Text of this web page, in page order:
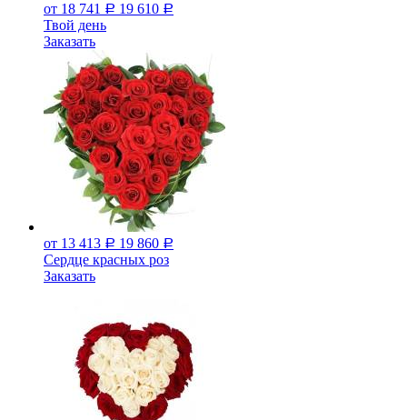
от 18 741 Р 19 610 Р
Твой день
Заказать
от 13 413 Р 19 860 Р
Сердце красных роз
Заказать